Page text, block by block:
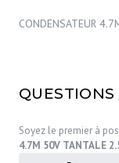
CONDENSATEUR
Soyez le premier à
4.7M 50V TANTALE